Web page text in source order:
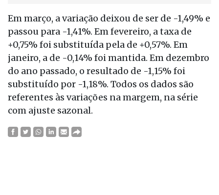
Em março, a variação deixou de ser de -1,49% e
passou para -1,41%. Em fevereiro, a taxa de
+0,75% foi substituída pela de +0,57%. Em
janeiro, a de -0,14% foi mantida. Em dezembro
do ano passado, o resultado de -1,15% foi
substituído por -1,18%. Todos os dados são
referentes às variações na margem, na série
com ajuste sazonal.